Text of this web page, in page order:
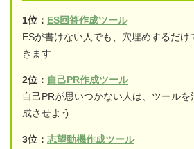
1位： ES回答作成ツール
ESが書けない人でも、穴埋めするだ
きます
2位： 自己PR作成ツール
自己PRが思いつかない人は、ツール
成させよう
3位： 志望動機作成ツール